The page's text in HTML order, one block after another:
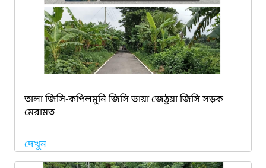
তালা জিসি-কপিলমুনি জিসি ভায়া জেঠুয়া জিসি সড়ক
মেরামত
দেখুন